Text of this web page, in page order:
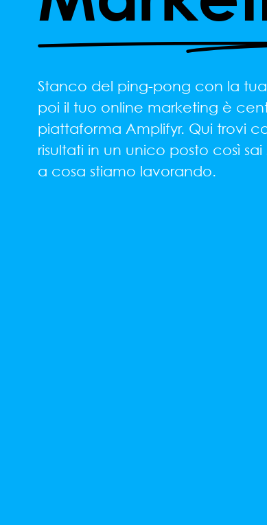
Stanco del ping-pong con la
poi il tuo online marketing è
piattaforma Amplifyr. Qui trovi
risultati in un unico posto così
a cosa stiamo lavorando.